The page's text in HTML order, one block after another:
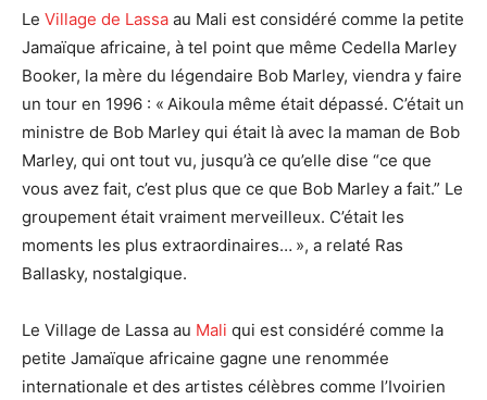
Le Village de Lassa au Mali est considéré comme la petite
Jamaïque africaine, à tel point que même Cedella Marley
Booker, la mère du légendaire Bob Marley, viendra y faire
un tour en 1996 : « Aikoula même était dépassé. C’était un
ministre de Bob Marley qui était là avec la maman de Bob
Marley, qui ont tout vu, jusqu’à ce qu’elle dise “ce que
vous avez fait, c’est plus que ce que Bob Marley a fait.” Le
groupement était vraiment merveilleux. C’était les
moments les plus extraordinaires… », a relaté Ras
Ballasky, nostalgique.
Le Village de Lassa au Mali qui est considéré comme la
petite Jamaïque africaine gagne une renommée
internationale et des artistes célèbres comme l’Ivoirien